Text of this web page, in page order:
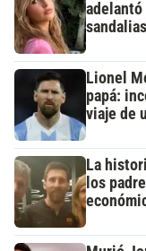
adelantó
Lionel
papá:
viaje de
La
los